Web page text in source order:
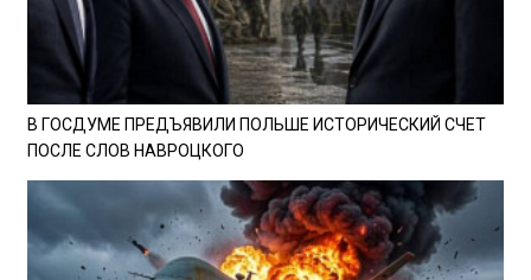
В ГОСДУМЕ ПРЕДЪЯВИЛИ ПОЛЬШЕ ИСТОРИЧЕСКИЙ СЧЕТ
ПОСЛЕ СЛОВ НАВРОЦКОГО